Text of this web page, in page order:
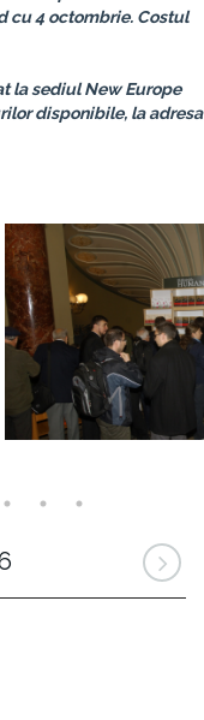
cu 4 octombrie. Costul
la sediul New Europe
disponibile, la adresa